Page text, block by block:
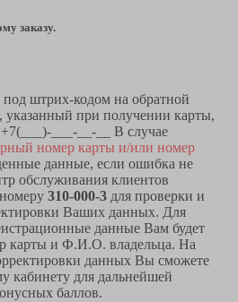
заказу.
штрих-кодом на обратной
указанный при получении карты,
___-__-__ В случае
номер карты и/или номер
данные, если ошибка не
обслуживания клиентов
310-000-3 для проверки и
Ваших данных. Для
данные Вам будет
карты и Ф.И.О. владельца. На
данных Вы сможете
кабинету для дальнейшей
баллов.